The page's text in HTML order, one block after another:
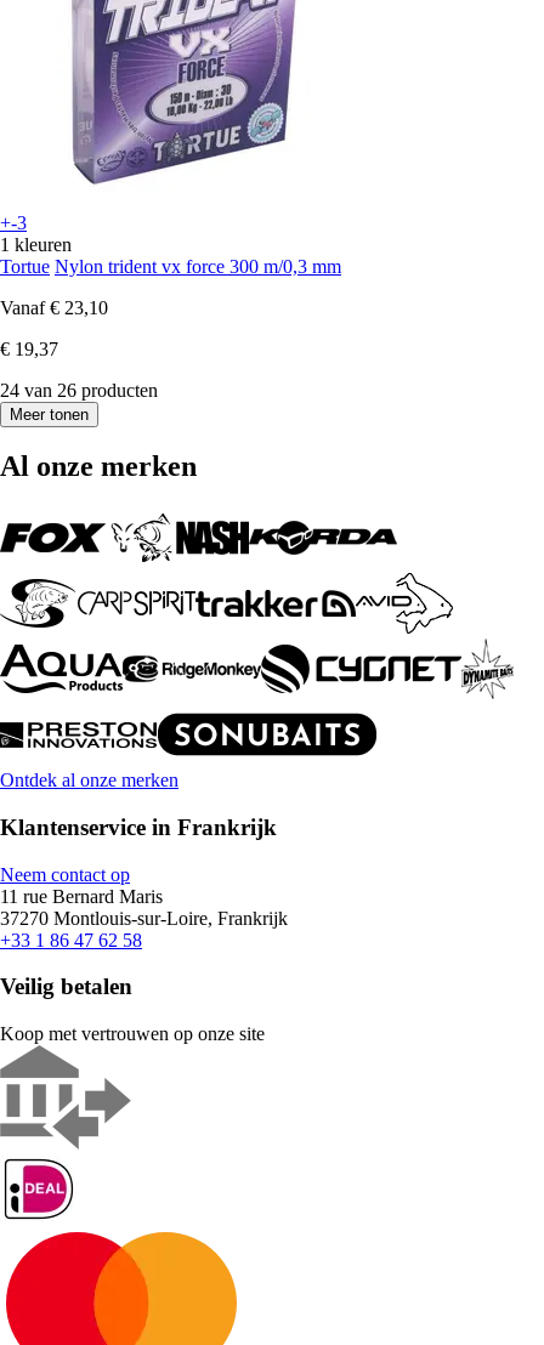
+-3
1 kleuren
Tortue Nylon trident vx force 300 m/0,3 mm
Vanaf € 23,10
€ 19,37
24 van 26 producten
Meer tonen
Al onze merken
Ontdek al onze merken
Klantenservice in Frankrijk
Neem contact op
11 rue Bernard Maris
37270 Montlouis-sur-Loire, Frankrijk
+33 1 86 47 62 58
Veilig betalen
Koop met vertrouwen op onze site